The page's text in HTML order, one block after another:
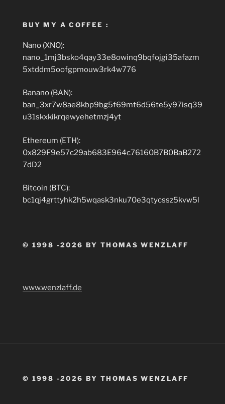
BUY MY A COFFEE :
Nano (XNO):
nano_1mj3bsko4qay33e8owinq9bqfojgi35afazm
5xtddm5oofgpmouw3rk4w776
Banano (BAN):
ban_3xr7w8ae8kbp9bg5f69mt6d56te5y97isq39
u31skxkikrqewyehetmzj4yt
Ethereum (ETH):
0x829F9e57c29ab683E964c76160B7B0BaB272
7dD2
Bitcoin (BTC):
bc1qj4grttyhk2h5wqask3nku70e3qtycssz5kvw5l
© 1998 -2026 BY THOMAS WENZLAFF
www.wenzlaff.de
© 1998 -2026 BY THOMAS WENZLAFF